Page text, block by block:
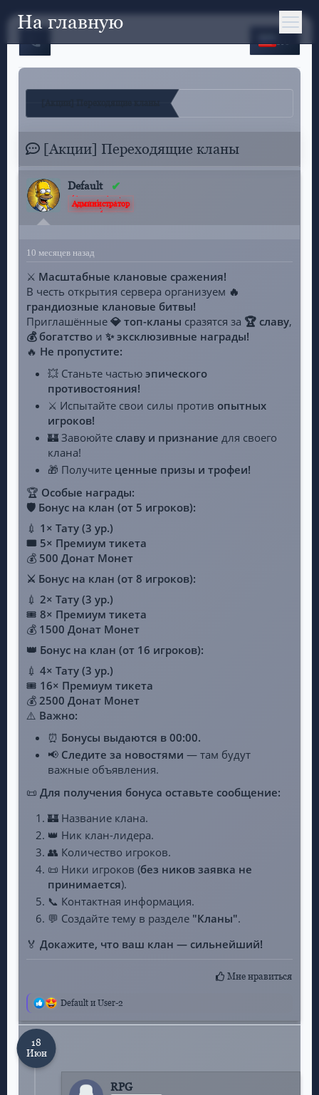
На главную
[Акции] Переходящие кланы
Default
Администратор
10 месяцев назад
⚔️ Масштабные клановые сражения!
В честь открытия сервера организуем 🔥
грандиозные клановые битвы!
Приглашённые 💎 топ-кланы сразятся за 🏆 славу,
💰 богатство и ✨ эксклюзивные награды!
🔥 Не пропустите:
💥 Станьте частью эпического
противостояния!
⚔️ Испытайте свои силы против опытных
игроков!
🏰 Завоюйте славу и признание для своего
клана!
🎁 Получите ценные призы и трофеи!
🏆 Особые награды:
🛡️ Бонус на клан (от 5 игроков):
💉 1× Тату (3 ур.)
🎟️ 5× Премиум тикета
💰 500 Донат Монет
⚔️ Бонус на клан (от 8 игроков):
💉 2× Тату (3 ур.)
🎟️ 8× Премиум тикета
💰 1500 Донат Монет
👑 Бонус на клан (от 16 игроков):
💉 4× Тату (3 ур.)
🎟️ 16× Премиум тикета
💰 2500 Донат Монет
⚠️ Важно:
⏰ Бонусы выдаются в 00:00.
📢 Следите за новостями — там будут
важные объявления.
📜 Для получения бонуса оставьте сообщение:
🏰 Название клана.
👑 Ник клан-лидера.
👥 Количество игроков.
📜 Ники игроков (без ников заявка не
принимается).
📞 Контактная информация.
💬 Создайте тему в разделе "Кланы".
🏅 Докажите, что ваш клан — сильнейший!
Мне нравиться
Реакции:
Default и User-2
18
Июн
RPG